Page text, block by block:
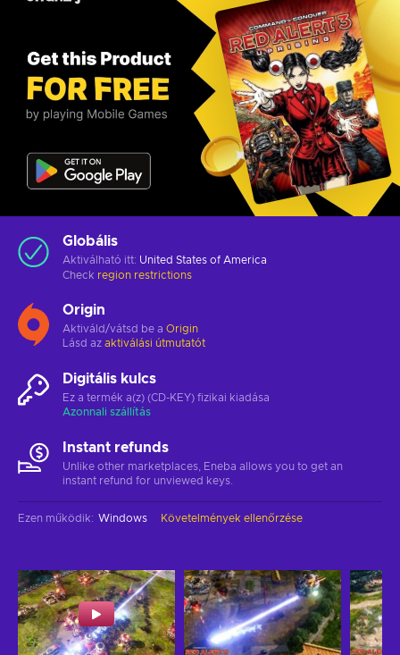
Globális
Aktiválható itt: United States of America
Check region restrictions
Origin
Aktiváld/vátsd be a Origin
Lásd az aktiválási útmutatót
Digitális kulcs
Ez a termék a(z) (CD-KEY) fizikai kiadása
Azonnali szállítás
Instant refunds
Unlike other marketplaces, Eneba allows you to get an
instant refund for unviewed keys.
Ezen működik: Windows Követelmények ellenőrzése